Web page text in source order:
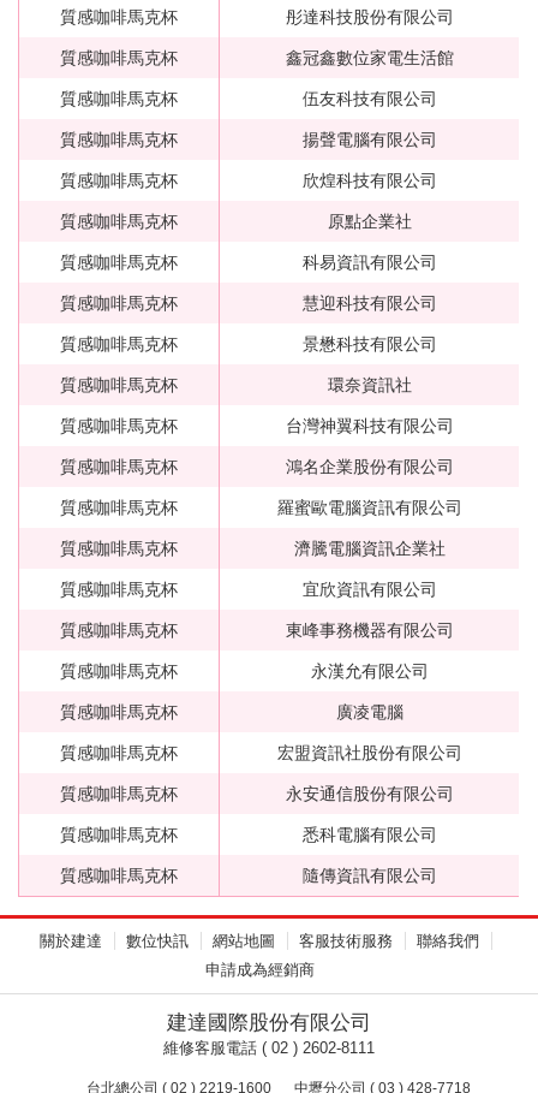
質感咖啡馬克杯 彤達科技股份有限公司
質感咖啡馬克杯 鑫冠鑫數位家電生活館
質感咖啡馬克杯 伍友科技有限公司
質感咖啡馬克杯 揚聲電腦有限公司
質感咖啡馬克杯 欣煌科技有限公司
質感咖啡馬克杯 原點企業社
質感咖啡馬克杯 科易資訊有限公司
質感咖啡馬克杯 慧迎科技有限公司
質感咖啡馬克杯 景懋科技有限公司
質感咖啡馬克杯 環奈資訊社
質感咖啡馬克杯 台灣神翼科技有限公司
質感咖啡馬克杯 鴻名企業股份有限公司
質感咖啡馬克杯 羅蜜歐電腦資訊有限公司
質感咖啡馬克杯 濟騰電腦資訊企業社
質感咖啡馬克杯 宜欣資訊有限公司
質感咖啡馬克杯 東峰事務機器有限公司
質感咖啡馬克杯 永漢允有限公司
質感咖啡馬克杯 廣凌電腦
質感咖啡馬克杯 宏盟資訊社股份有限公司
質感咖啡馬克杯 永安通信股份有限公司
質感咖啡馬克杯 悉科電腦有限公司
質感咖啡馬克杯 隨傳資訊有限公司
關於建達 數位快訊 網站地圖 客服技術服務
聯絡我們
申請成為經銷商
建達國際股份有限公司
維修客服電話 ( 02 ) 2602-8111
台北總公司 ( 02 ) 2219-1600 中壢分公司 ( 03 ) 428-7718